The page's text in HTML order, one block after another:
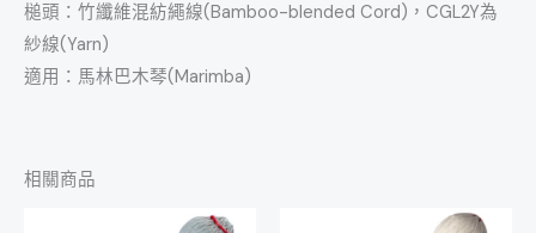
槌頭：竹纖維混紡繩線(Bamboo-blended Cord)，CGL2Y為
紗線(Yarn)
適用：馬林巴木琴(Marimba)
相關商品